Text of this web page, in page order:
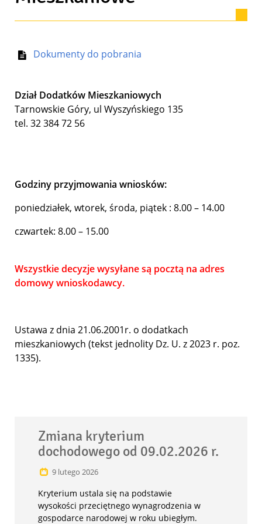
Menu dla: Dodatki Mieszkaniowe
Dokumenty do pobrania
Dział Dodatków Mieszkaniowych
Tarnowskie Góry, ul Wyszyńskiego 135
tel. 32 384 72 56
Godziny przyjmowania wniosków:
poniedziałek, wtorek, środa, piątek : 8.00 – 14.00
czwartek: 8.00 – 15.00
Wszystkie decyzje wysyłane są pocztą na adres
domowy wnioskodawcy.
Ustawa z dnia 21.06.2001r. o dodatkach
mieszkaniowych (tekst jednolity Dz. U. z 2023 r. poz.
1335).
Zmiana kryterium
dochodowego od 09.02.2026 r.
9 lutego 2026
Kryterium ustala się na podstawie
wysokości przeciętnego wynagrodzenia w
gospodarce narodowej w roku ubiegłym.